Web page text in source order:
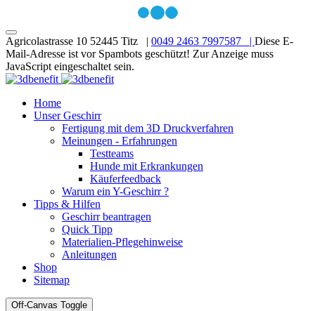
Agricolastrasse 10 52445 Titz | 0049 2463 7997587 | Diese E-
Mail-Adresse ist vor Spambots geschützt! Zur Anzeige muss
JavaScript eingeschaltet sein.
Home
Unser Geschirr
Fertigung mit dem 3D Druckverfahren
Meinungen - Erfahrungen
Testteams
Hunde mit Erkrankungen
Käuferfeedback
Warum ein Y-Geschirr ?
Tipps & Hilfen
Geschirr beantragen
Quick Tipp
Materialien-Pflegehinweise
Anleitungen
Shop
Sitemap
Off-Canvas Toggle